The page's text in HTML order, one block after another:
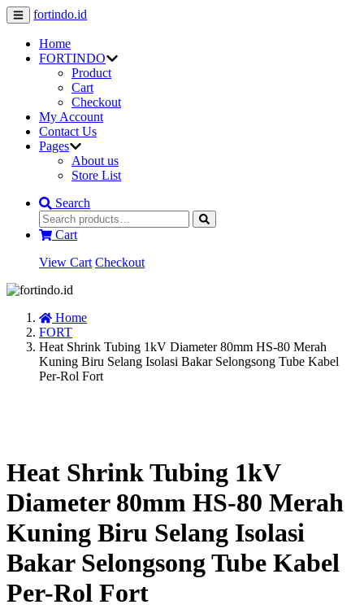
fortindo.id
Home
FORTINDO
Product
Cart
Checkout
My Account
Contact Us
Pages
About us
Store List
Search
Cart
View Cart Checkout
Home
FORT
Heat Shrink Tubing 1kV Diameter 80mm HS-80 Merah
Kuning Biru Selang Isolasi Bakar Selongsong Tube Kabel
Per-Rol Fort
Heat Shrink Tubing 1kV
Diameter 80mm HS-80 Merah
Kuning Biru Selang Isolasi
Bakar Selongsong Tube Kabel
Per-Rol Fort